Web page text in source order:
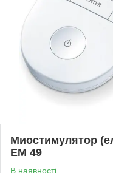
Миостимулятор
EM 49
В наявності